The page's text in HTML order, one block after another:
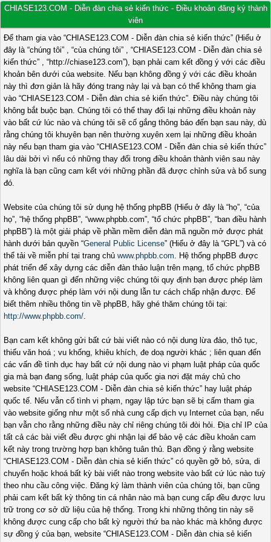
CHIASE123.COM - Diễn đàn chia sẻ kiến thức - Điều khoản đăng ký thành
viên
Để tham gia vào “CHIASE123.COM - Diễn đàn chia sẻ kiến thức” (Hiểu ở
đây là “chúng tôi” , “của chúng tôi” , “CHIASE123.COM - Diễn đàn chia sẻ
kiến thức” , “http://chiase123.com”), bạn phải cam kết đồng ý với các điều
khoản bên dưới của website. Nếu bạn không đồng ý với các điều khoản
này thì đơn giản là hãy đóng trang này lại và bạn có thể không tham gia
vào “CHIASE123.COM - Diễn đàn chia sẻ kiến thức”. Điều này chúng tôi
không bắt buộc bạn. Chúng tôi có thể thay đổi lại những điều khoản này
vào bất cứ lúc nào và chúng tôi sẽ cố gắng thông báo đến bạn sau này, dù
rằng chúng tôi khuyên bạn nên thường xuyên xem lại những điều khoản
này nếu bạn tham gia vào “CHIASE123.COM - Diễn đàn chia sẻ kiến thức”
lâu dài bởi vì nếu có những thay đổi trong điều khoản thành viên sau này
nghĩa là bạn cũng cam kết với những phần đã được chỉnh sửa và bổ sung
đó.
Website của chúng tôi sử dụng hệ thống phpBB (Hiểu ở đây là “họ”, “của
họ”, “hệ thống phpBB”, “www.phpbb.com”, “tổ chức phpBB”, “ban điều hành
phpBB”) là một giải pháp về phần mềm diễn đàn mã nguồn mở được phát
hành dưới bản quyền “General Public License” (Hiểu ở đây là “GPL”) và có
thể tải về miễn phí tại trang chủ www.phpbb.com. Hệ thống phpBB được
phát triển để xây dựng các diễn đàn thảo luận trên mạng, tổ chức phpBB
không liên quan gì đến những việc chúng tôi quy định bạn được phép làm
và không được phép làm với nội dung lẫn tư cách chấp nhận được. Để
biết thêm nhiều thông tin về phpBB, hãy ghé thăm chúng tôi tại:
http://www.phpbb.com/.
Bạn cam kết không gửi bất cứ bài viết nào có nội dung lừa đảo, thô tục,
thiếu văn hoá ; vu khống, khiêu khích, đe doạ người khác ; liên quan đến
các vấn đề tình dục hay bất cứ nội dung nào vi phạm luật pháp của quốc
gia mà bạn đang sống, luật pháp của quốc gia nơi đặt máy chủ cho
website “CHIASE123.COM - Diễn đàn chia sẻ kiến thức” hay luật pháp
quốc tế. Nếu vẫn cố tình vi phạm, ngay lập tức bạn sẽ bị cấm tham gia
vào website giống như một số nhà cung cấp dịch vụ Internet của bạn, nếu
bạn vẫn cho rằng những điều này chỉ riêng chúng tôi đòi hỏi. Địa chỉ IP của
tất cả các bài viết đều được ghi nhận lại để bảo vệ các điều khoản cam
kết này trong trường hợp bạn không tuân thủ. Bạn đồng ý rằng website
“CHIASE123.COM - Diễn đàn chia sẻ kiến thức” có quyền gỡ bỏ, sửa, di
chuyển hoặc khoá bất kỳ bài viết nào trong website vào bất cứ lúc nào tuỳ
theo nhu cầu công việc. Đăng ký làm thành viên của chúng tôi, bạn cũng
phải cam kết bất kỳ thông tin cá nhân nào mà bạn cung cấp đều được lưu
trữ trong cơ sở dữ liệu của hệ thống. Trong khi những thông tin này sẽ
không được cung cấp cho bất kỳ người thứ ba nào khác mà không được
sự đồng ý của bạn, website “CHIASE123.COM - Diễn đàn chia sẻ kiến